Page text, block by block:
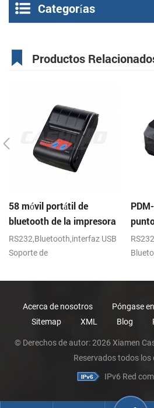
Categorías
Productos
58 móvil portátil de
bluetooth de la impresora
térmica de PTP-II
RS232,Bluetooth,interfaz USB
Soporte de
Acerca de nosotros
Póngase
Sitemap
XML Blog
© Derechos de autor: 2026 Xiamen
Reservados todos los
IPv6 Red